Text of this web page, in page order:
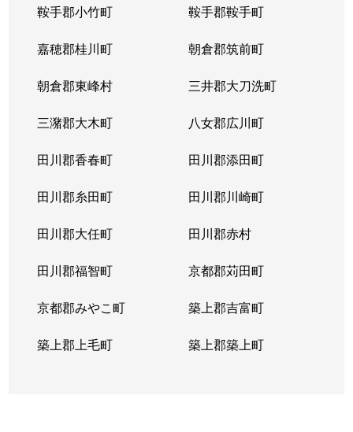
鞍手郡小竹町 鞍手郡鞍手町
嘉穂郡桂川町 朝倉郡筑前町
朝倉郡東峰村 三井郡大刀洗町
三潴郡大木町 八女郡広川町
田川郡香春町 田川郡添田町
田川郡糸田町 田川郡川崎町
田川郡大任町 田川郡赤村
田川郡福智町 京都郡苅田町
京都郡みやこ町 築上郡吉富町
築上郡上毛町 築上郡築上町